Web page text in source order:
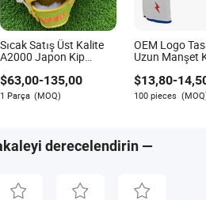
yapılır.
yayınlandı, ESPN2 Statcast
fuboTV, Hulu Live, Sling ve
seçenekleriyle.
1 milyon dolar kazandı.
Sıcak Satış Üst Kalite
A2000 Japon Kip
Softbol Mittleri
$63,00-135,00
1 Parça (MOQ)
OEM Logo
Uzun Manşet
Derisi
Eldivenleri
Özel Çocuk
Antrenman
$13,80-
100 pieces
derecelendirin —